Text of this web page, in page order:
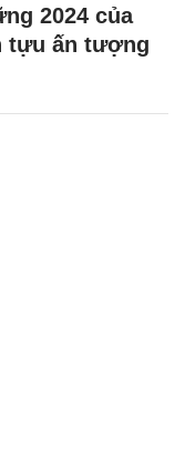
2024 của
tựu ấn tượng